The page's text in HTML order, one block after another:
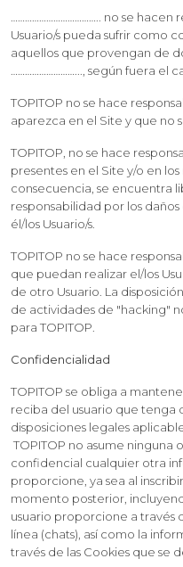
……………………………….. no se hacen
Usuario/s pueda sufrir como
aquellos que provengan de
………………………..., según fuera el
TOPITOP no se hace
aparezca en el Site y que no
TOPITOP, no se hace
presentes en el Site y/o en
consecuencia, se encuentra
responsabilidad por los
él/los Usuario/s.
TOPITOP no se hace
que puedan realizar el/los
de otro Usuario. La
de actividades de "hacking"
para TOPITOP.
Confidencialidad
TOPITOP se obliga a
reciba del usuario que tenga
disposiciones legales
TOPITOP no asume
confidencial cualquier otra
proporcione, ya sea al
momento posterior,
usuario proporcione a través
línea (chats), así como la
través de las Cookies que se